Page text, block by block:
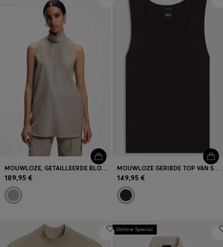
Inloggen / Registreren
Favoriet (Artikelen)
FAQ & help en contact
Winkelzoeker
Taal (
MOUWLOZE, GETAILLEERDE BLOUSE VAN SCHEERWOL MET STRETCH
189,95 €
MOUWLOZE GERIBDE TOP VAN SCHEERWOL
149,95 €
Online Special